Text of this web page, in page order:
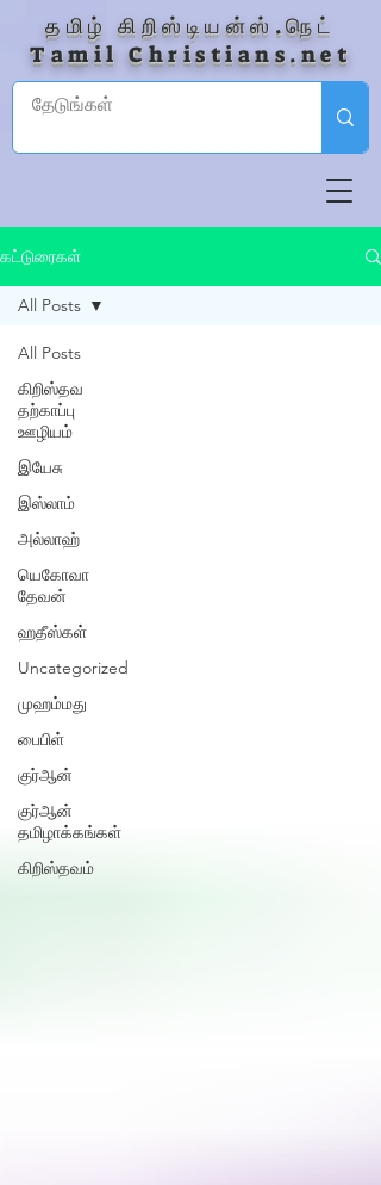
தமிழ் கிறிஸ்டியன்ஸ்.நெட்
Tamil Christians.net
கட்டுரைகள்
All Posts
கிறிஸ்தவ
தற்காப்பு
ஊழியம்
இயேசு
இஸ்லாம்
அல்லாஹ்
யெகோவா
தேவன்
ஹதீஸ்கள்
Uncategorized
முஹம்மது
பைபிள்
குர்‍ஆன்
குர்‍ஆன்
தமிழாக்கங்கள்
கிறிஸ்தவம்
All Posts